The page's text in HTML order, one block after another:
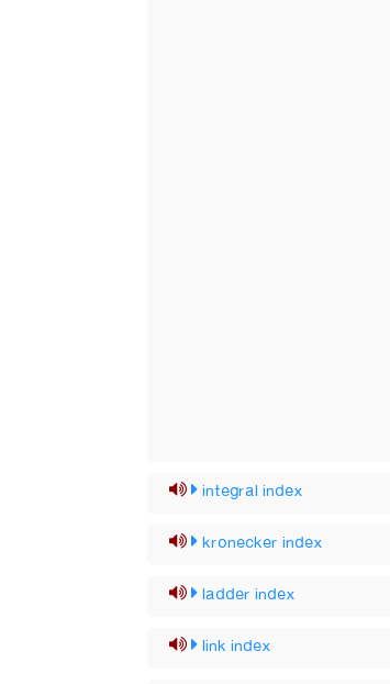
integral index
kronecker index
ladder index
link index